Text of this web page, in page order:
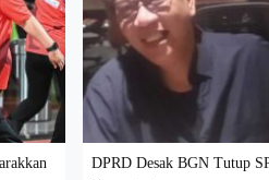
DPRD Desak BGN Tutup